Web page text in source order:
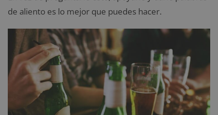
de aliento es lo mejor que puedes hacer.